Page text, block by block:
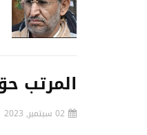
المرتب
02 سبتمبر, 2023